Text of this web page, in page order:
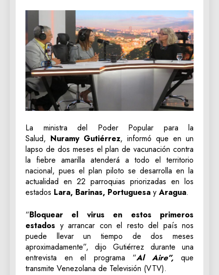
La ministra del Poder Popular para la
Salud, Nuramy Gutiérrez, informó que en un
lapso de dos meses el plan de vacunación contra
la fiebre amarilla atenderá a todo el territorio
nacional, pues el plan piloto se desarrolla en la
actualidad en 22 parroquias priorizadas en los
estados Lara, Barinas, Portuguesa y Aragua.
“Bloquear el virus en estos primeros
estados y arrancar con el resto del país nos
puede llevar un tiempo de dos meses
aproximadamente”, dijo Gutiérrez durante una
entrevista en el programa “Al Aire”,que
transmite Venezolana de Televisión (VTV).